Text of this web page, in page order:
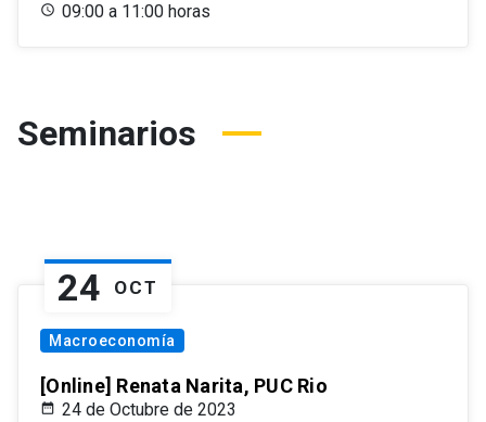
09:00 a 11:00 horas
Seminarios
24 OCT
Macroeconomía
[Online] Renata Narita, PUC Rio
24 de Octubre de 2023